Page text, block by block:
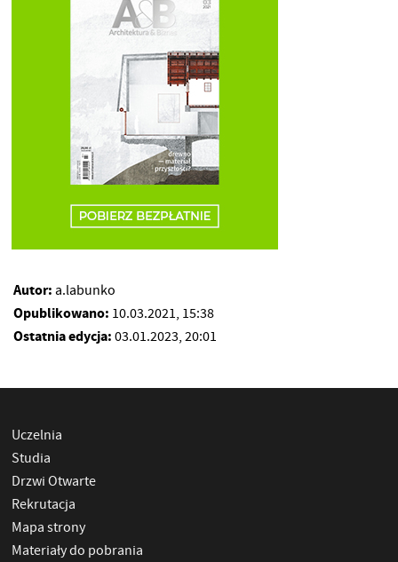
Autor: a.labunko
Opublikowano: 10.03.2021, 15:38
Ostatnia edycja: 03.01.2023, 20:01
Uczelnia
Studia
Drzwi Otwarte
Rekrutacja
Mapa strony
Materiały do pobrania